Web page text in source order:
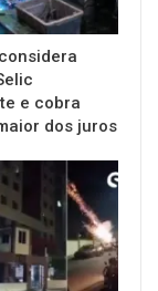
e cobra
dos juros